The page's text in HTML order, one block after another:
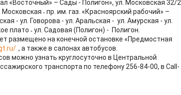
«Восточный» – Сады - Полигон», ул. Московская 32/2
Московская ˗ пр. им. газ. «Красноярский рабочий»​ –
- ул. Говорова - ул. Аральская - ул. Амурская - ул.
плато ˗ ул. Садовая (Полигон) - Полигон.
размещено на конечной остановке «Предмостная
, а также в салонах автобусов.
можно узнать круглосуточно в Центральной
транспорта по телефону 256-84-00, в Call-